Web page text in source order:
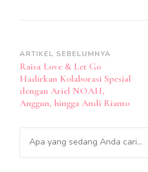
Navigasi
Artikel
ARTIKEL SEBELUMNYA
Raisa Love & Let Go
Hadirkan Kolaborasi Spesial
dengan Ariel NOAH,
Anggun, hingga Andi Rianto
Mencari
Sesuatu?